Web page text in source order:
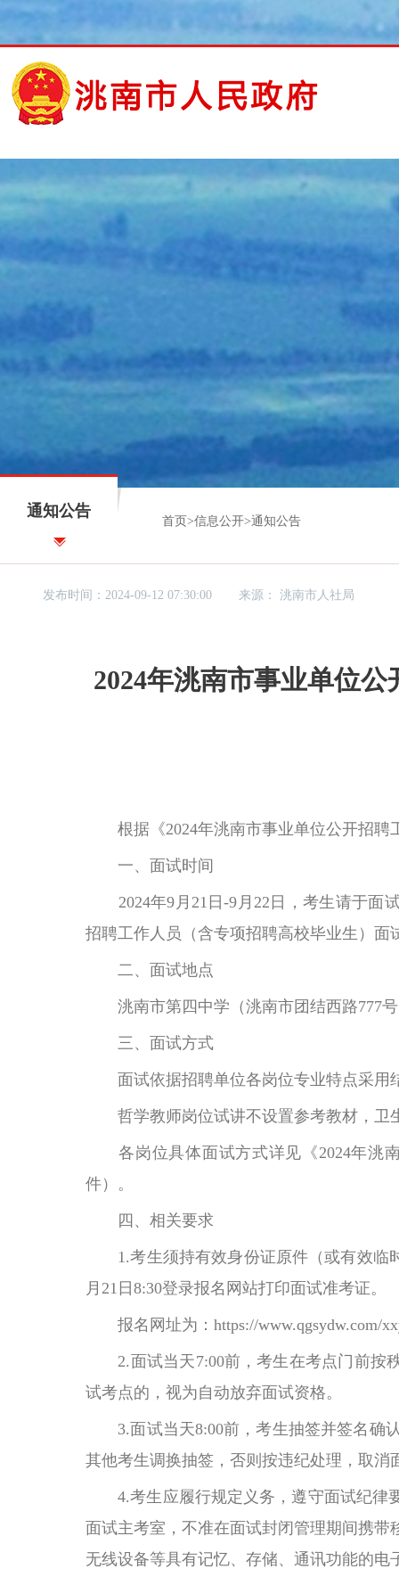
通知公告
首页 >信息公开>通知公告
发布时间：2024-09-12 07:30:00 来源：洮南市人社局
2024年洮南市事业单位
根据《2024年洮南市事业单位公开招聘
一、面试时间
2024年9月21日-9月22日，考生请于面试
招聘工作人员（含专项招聘高校毕业生）面
二、面试地点
洮南市第四中学（洮南市团结西路777
三、面试方式
面试依据招聘单位各岗位专业特点采用
哲学教师岗位试讲不设置参考教材，卫
各岗位具体面试方式详见《2024年洮南
件）。
四、相关要求
1.考生须持有效身份证原件（或有效临
月21日8:30登录报名网站打印面试准考证。
报名网址为：https://www.qgsydw.com/
2.面试当天7:00前，考生在考点门前按秩
试考点的，视为自动放弃面试资格。
3.面试当天8:00前，考生抽签并签名确认
其他考生调换抽签，否则按违纪处理，取消
4.考生应履行规定义务，遵守面试纪律要
面试主考室，不准在面试封闭管理期间携
无线设备等具有记忆、存储、通讯功能的